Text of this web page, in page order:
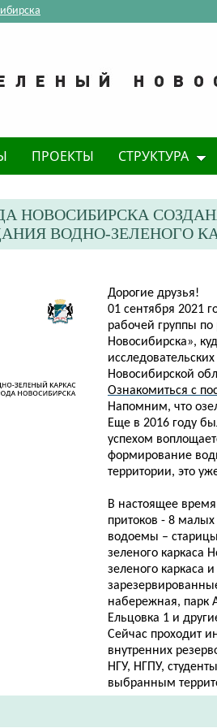
ПРОЕКТЫ СТРУКТУРА
НОВОСИБИРСКА
ВОДНО-ЗЕЛЕНОГО
Дорогие друзья!
01 сентября 2021
рабочей группы по
Новосибирска»,
Новосибирской
Ознакомиться с
Напомним, что
Еще в 2016 году
успехом
формирование
территории, это
В настоящее
притоков - 8
водоемы –
зеленого каркаса
зеленого каркаса
набережная, парк
Ельцовка 1 и
Сейчас проходит
внутренних
НГУ, НГПУ,
выбранным